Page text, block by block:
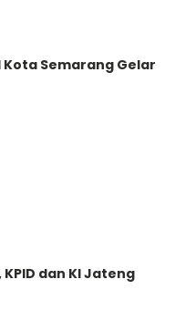
Semarang Gelar
dan KI Jateng